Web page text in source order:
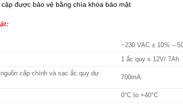
được bảo vệ bằng chìa khóa bảo mật
~230 VAC ± 10% –
1 ắc quy x 12V/ 7Ah
cấp chính và sạc ắc quy dự
700mA
0°C to +40°C